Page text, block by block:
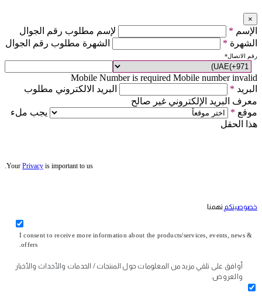
×
الإسم *
لإسم مطلوب رقم الجوال
الشهرة * الشهرة مطلوب رقم الجوال
رقم الاتصال*
Mobile Number is required Mobile number invalid
البريد *
البريد الالكتروني مطلوب
معرف البريد الإلكتروني غير صالح
موقع *
يجب ملء
هذا الحقل
Your Privacy is important to us.
خصوصيتكم تهمنا
I consent to receive more information about the products/services, events, news &
offers.
أوافق على تلقي مزيد من المعلومات حول المنتجات / الخدمات والأحداث والأخبار
والعروض.